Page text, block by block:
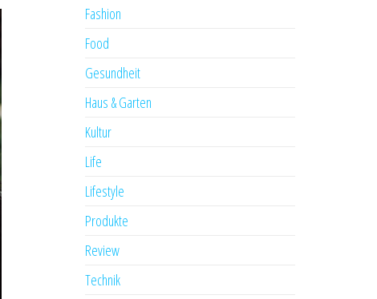
Fashion
Food
Gesundheit
Haus & Garten
Kultur
Life
Lifestyle
Produkte
Review
Technik